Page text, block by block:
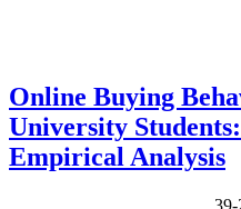
Online Buying
University
Empirical Analysis